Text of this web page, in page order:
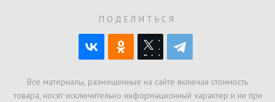
ПОДЕЛИТЬСЯ
Все материалы, размещенные на сайте включая стоимость
товара, носят исключительно информационный характер и ни при